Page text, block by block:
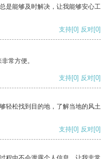
是能够及时解决，让我能够安心工
支持[0] 反对[0]
常方便。
支持[0] 反对[0]
轻松找到目的地，了解当地的风土
支持[0] 反对[0]